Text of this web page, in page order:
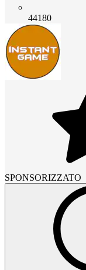
44180
SPONSORIZZATO